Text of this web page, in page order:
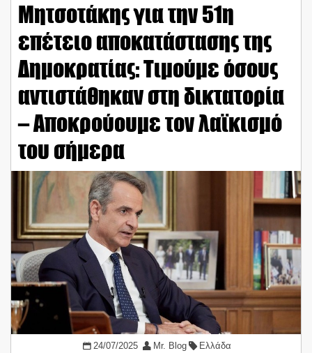
Μητσοτάκης για την 51η
επέτειο αποκατάστασης της
Δημοκρατίας: Τιμούμε όσους
αντιστάθηκαν στη δικτατορία
– Αποκρούουμε τον λαϊκισμό
του σήμερα
24/07/2025 Mr. Blog Ελλάδα